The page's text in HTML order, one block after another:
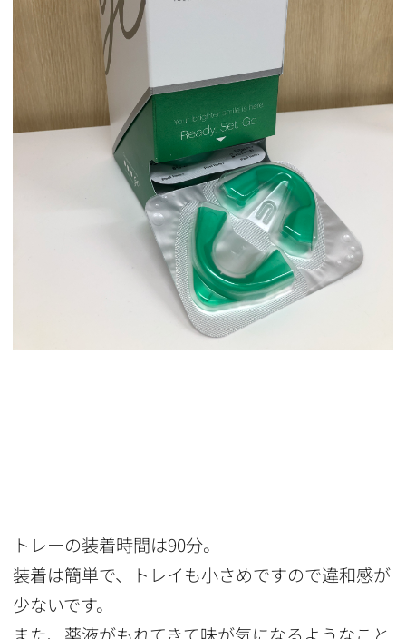
トレーの装着時間は90分。
装着は簡単で、トレイも小さめですので違和感が
少ないです。